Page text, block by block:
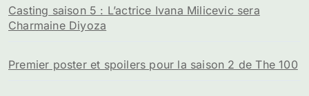
Casting saison 5 : L’actrice Ivana Milicevic sera
Charmaine Diyoza
Premier poster et spoilers pour la saison 2 de The 100